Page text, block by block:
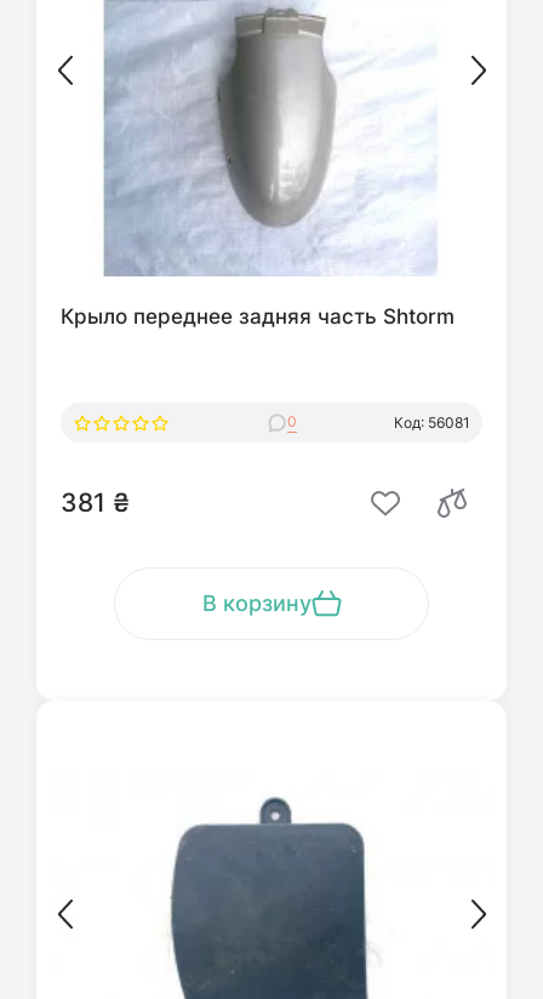
Крыло переднее задняя часть Shtorm
0 Код: 56081
381 ₴
В корзину